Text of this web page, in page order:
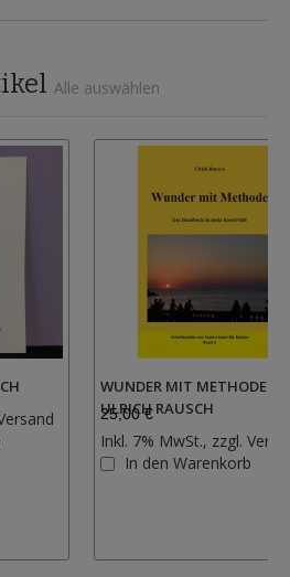
Alle auswählen
Wunschliste
WUNDER MIT METHODE -
ULRICH RAUSCH
25,00 €
Inkl. 7% MwSt., zzgl.
In den Warenkorb